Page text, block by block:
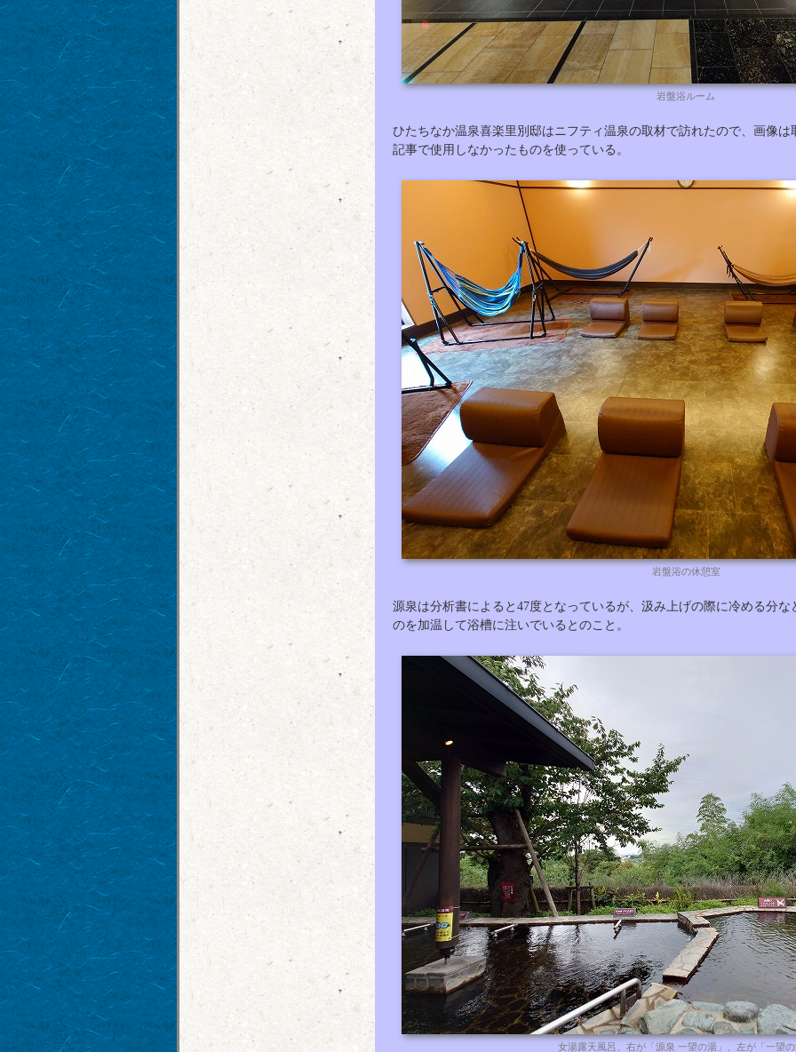
岩盤浴ルーム
ひたちなか温泉喜楽里別邸はニフティ温泉の取材で訪れたので、画像
記事で使用しなかったものを使っている。
岩盤浴の休憩室
源泉は分析書によると47度となっているが、汲み上げの際に冷める分
のを加温して浴槽に注いでいるとのこと。
女湯露天風呂、右が「源泉 一望の湯」、左が「一望